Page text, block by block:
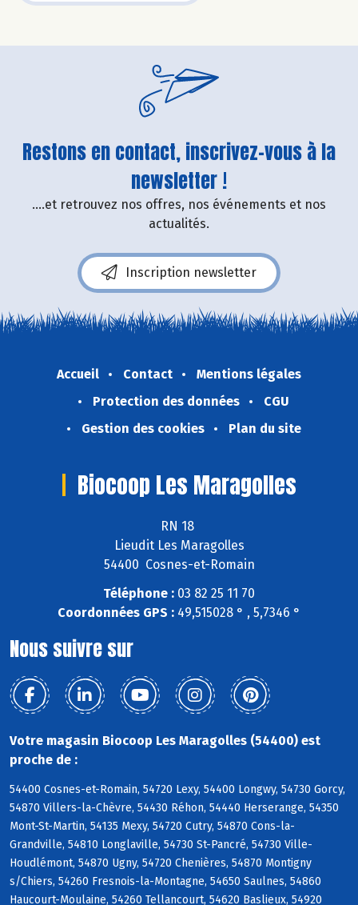
Restons en contact, inscrivez-vous à la
newsletter !
....et retrouvez nos offres, nos événements et nos
actualités.
Inscription newsletter
Accueil Contact
Mentions légales
Protection des données
CGU
Gestion des cookies
Plan du site
Biocoop Les Maragolles
RN 18
Lieudit Les Maragolles
54400 Cosnes-et-Romain
Téléphone : 03 82 25 11 70
Coordonnées GPS : 49,515028 ° , 5,7346 °
Nous suivre sur
Votre magasin Biocoop Les Maragolles (54400) est
proche de :
54400 Cosnes-et-Romain, 54720 Lexy, 54400 Longwy, 54730 Gorcy,
54870 Villers-la-Chèvre, 54430 Réhon, 54440 Herserange, 54350
Mont-St-Martin, 54135 Mexy, 54720 Cutry, 54870 Cons-la-
Grandville, 54810 Longlaville, 54730 St-Pancré, 54730 Ville-
Houdlémont, 54870 Ugny, 54720 Chenières, 54870 Montigny
s/Chiers, 54260 Fresnois-la-Montagne, 54650 Saulnes, 54860
Haucourt-Moulaine, 54260 Tellancourt, 54620 Baslieux, 54920